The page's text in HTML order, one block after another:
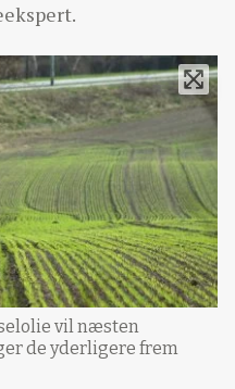
vil næsten
de yderligere frem